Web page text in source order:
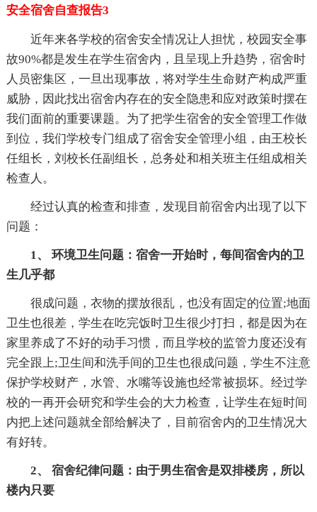
安全宿舍自查报告3
近年来各学校的宿舍安全情况让人担忧，校园安全事
故90%都是发生在学生宿舍内，且呈现上升趋势，宿舍时
人员密集区，一旦出现事故，将对学生生命财产构成严重
威胁，因此找出宿舍内存在的安全隐患和应对政策时摆在
我们面前的重要课题。为了把学生宿舍的安全管理工作做
到位，我们学校专门组成了宿舍安全管理小组，由王校长
任组长，刘校长任副组长，总务处和相关班主任组成相关
检查人。
经过认真的检查和排查，发现目前宿舍内出现了以下
问题：
1、 环境卫生问题：宿舍一开始时，每间宿舍内的卫
生几乎都
很成问题，衣物的摆放很乱，也没有固定的位置;地面
卫生也很差，学生在吃完饭时卫生很少打扫，都是因为在
家里养成了不好的动手习惯，而且学校的监管力度还没有
完全跟上;卫生间和洗手间的卫生也很成问题，学生不注意
保护学校财产，水管、水嘴等设施也经常被损坏。经过学
校的一再开会研究和学生会的大力检查，让学生在短时间
内把上述问题就全部给解决了，目前宿舍内的卫生情况大
有好转。
2、 宿舍纪律问题：由于男生宿舍是双排楼房，所以
楼内只要